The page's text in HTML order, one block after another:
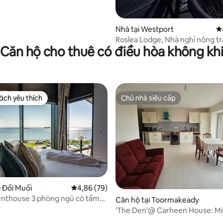
Nhà tại Westport
Roslea Lodge, Nhà nghỉ nông
trọng với tầm nhìn tuyệt đẹp
Căn hộ cho thuê có điều hòa không khí
5, 272 đánh giá
yêu thích
yêu thích
Đồi Muối Xếp hạng trung bình 4,86/5, 79 đánh giá
4,86 (79)
3 phòng ngủ có tầm
Chủ nhà siêu cấp
Chủ nhà siêu cấp
Căn hộ tại Toormakeady
'The Den'@ Carheen House: